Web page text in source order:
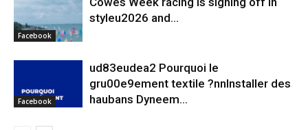
Facebook
styleu2026 and...
Facebook
ud83eudea2 Pourquoi le
gru00e9ement textile ?nnInstaller des
haubans Dyneem…